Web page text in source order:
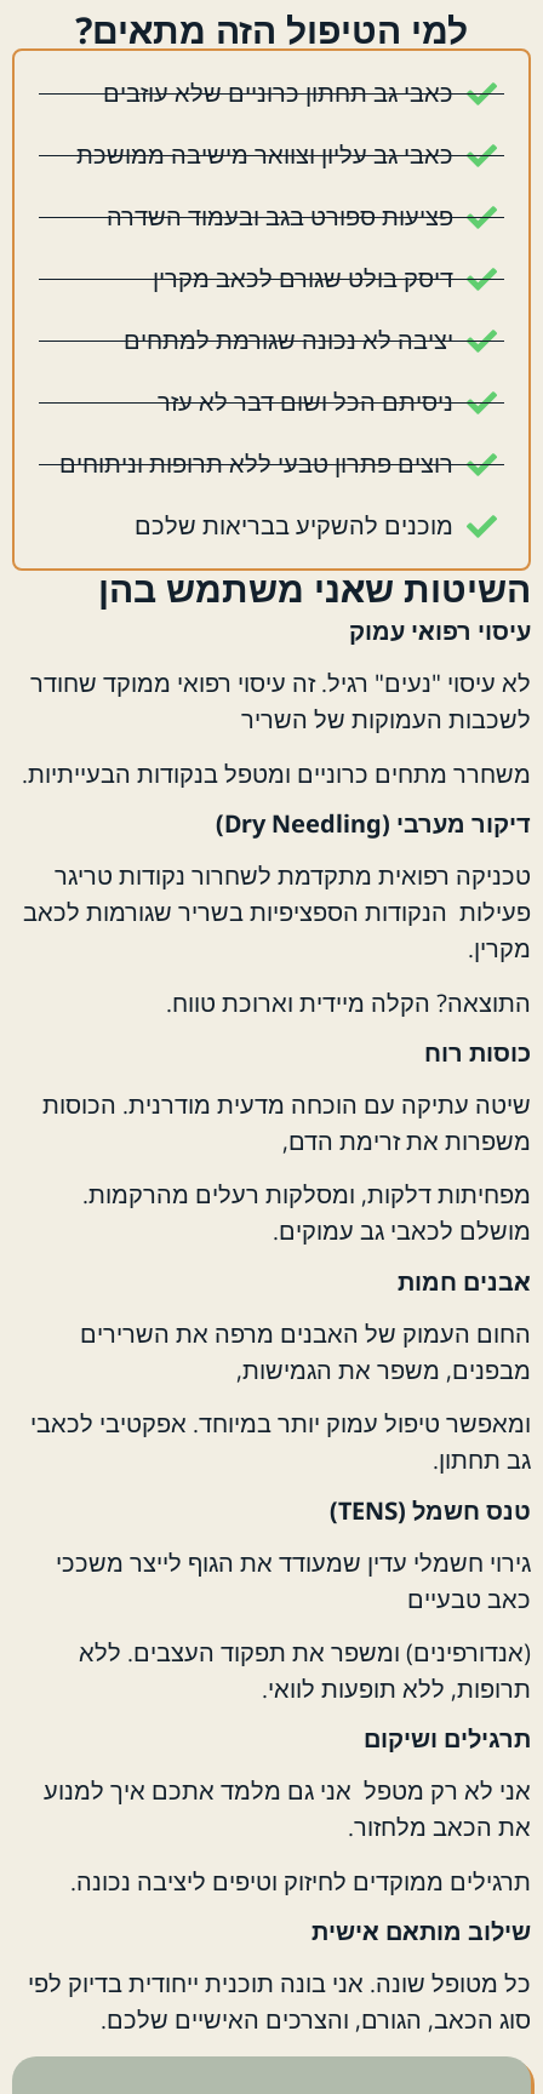
למי הטיפול הזה מתאים?
כאבי גב תחתון כרוניים שלא עוזבים
כאבי גב עליון וצוואר מישיבה ממושכת
פציעות ספורט בגב ובעמוד השדרה
דיסק בולט שגורם לכאב מקרין
יציבה לא נכונה שגורמת למתחים
ניסיתם הכל ושום דבר לא עזר
רוצים פתרון טבעי ללא תרופות וניתוחים
מוכנים להשקיע בבריאות שלכם
השיטות שאני משתמש בהן
עיסוי רפואי עמוק
לא עיסוי "נעים" רגיל. זה עיסוי רפואי ממוקד שחודר
לשכבות העמוקות של השריר
משחרר מתחים כרוניים ומטפל בנקודות הבעייתיות.
דיקור מערבי (Dry Needling)
טכניקה רפואית מתקדמת לשחרור נקודות טריגר
פעילות הנקודות הספציפיות בשריר שגורמות לכאב
מקרין.
התוצאה? הקלה מיידית וארוכת טווח.
כוסות רוח
שיטה עתיקה עם הוכחה מדעית מודרנית. הכוסות
משפרות את זרימת הדם,
מפחיתות דלקות, ומסלקות רעלים מהרקמות.
מושלם לכאבי גב עמוקים.
אבנים חמות
החום העמוק של האבנים מרפה את השרירים
מבפנים, משפר את הגמישות,
ומאפשר טיפול עמוק יותר במיוחד. אפקטיבי לכאבי
גב תחתון.
טנס חשמל (TENS)
גירוי חשמלי עדין שמעודד את הגוף לייצר משככי
כאב טבעיים
(אנדורפינים) ומשפר את תפקוד העצבים. ללא
תרופות, ללא תופעות לוואי.
תרגילים ושיקום
אני לא רק מטפל אני גם מלמד אתכם איך למנוע
את הכאב מלחזור.
תרגילים ממוקדים לחיזוק וטיפים ליציבה נכונה.
שילוב מותאם אישית
כל מטופל שונה. אני בונה תוכנית ייחודית בדיוק לפי
סוג הכאב, הגורם, והצרכים האישיים שלכם.